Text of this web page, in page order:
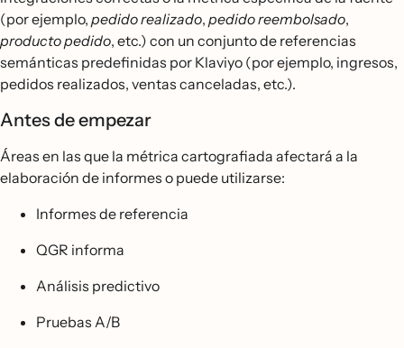
(por ejemplo, pedido realizado, pedido reembolsado,
producto pedido, etc.) con un conjunto de referencias
semánticas predefinidas por Klaviyo (por ejemplo, ingresos,
pedidos realizados, ventas canceladas, etc.).
Antes de empezar
Áreas en las que la métrica cartografiada afectará a la
elaboración de informes o puede utilizarse:
Informes de referencia
QGR informa
Análisis predictivo
Pruebas A/B